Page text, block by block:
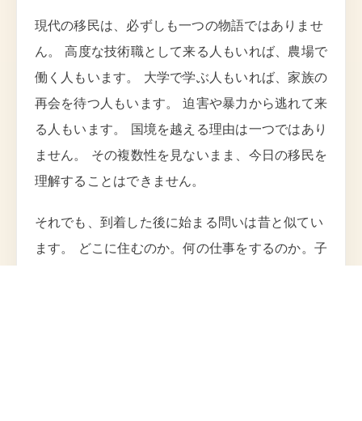
現代の移民は、必ずしも一つの物語ではありませ
ん。 高度な技術職として来る人もいれば、農場で
働く人もいます。 大学で学ぶ人もいれば、家族の
再会を待つ人もいます。 迫害や暴力から逃れて来
る人もいます。 国境を越える理由は一つではあり
ません。 その複数性を見ないまま、今日の移民を
理解することはできません。
それでも、到着した後に始まる問いは昔と似てい
ます。 どこに住むのか。何の仕事をするのか。子